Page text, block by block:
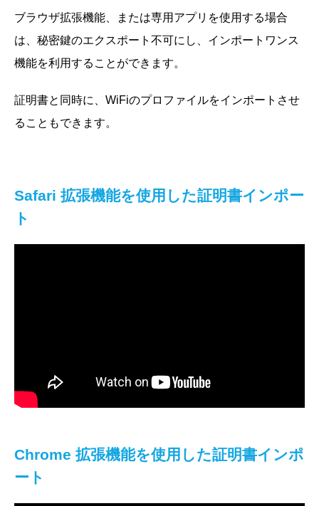
ブラウザ拡張機能、または専用アプリを使用する場合
は、秘密鍵のエクスポート不可にし、インポートワンス
機能を利用することができます。
証明書と同時に、WiFiのプロファイルをインポートさせ
ることもできます。
Safari 拡張機能を使用した証明書インポー
ト
Chrome 拡張機能を使用した証明書インポ
ート